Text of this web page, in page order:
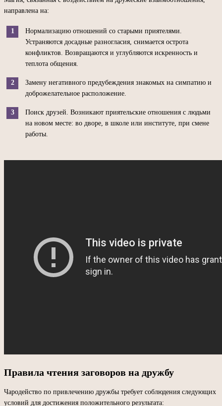
направлена на:
Нормализацию отношений со старыми приятелями.
Устраняются досадные разногласия, снимается острота
конфликтов. Возвращаются и углубляются искренность и
теплота общения.
Замену негативного предубеждения знакомых на симпатию и
доброжелательное расположение.
Поиск друзей. Возникают приятельские отношения с людьми
на новом месте: во дворе, в школе или институте, при смене
работы.
Правила чтения заговоров на дружбу
Чародейство по привлечению дружбы требует соблюдения следующих
условий для достижения положительного результата: